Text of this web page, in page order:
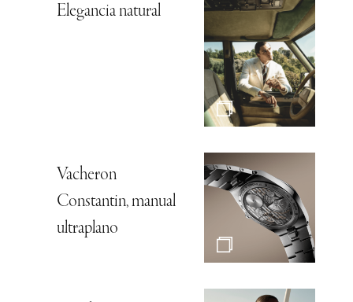
Elegancia natural
Vacheron
Constantin, manual
ultraplano